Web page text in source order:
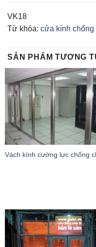
VK18
Từ khóa: cửa kính chống
SẢN PHẨM TƯƠNG
Vách kính cường lực chống